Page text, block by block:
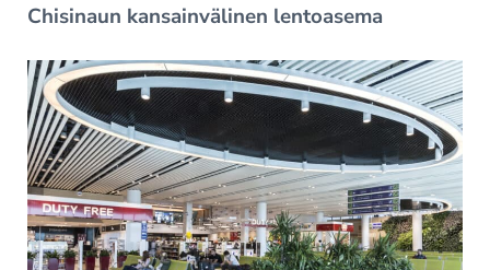
Chisinaun kansainvälinen lentoasema